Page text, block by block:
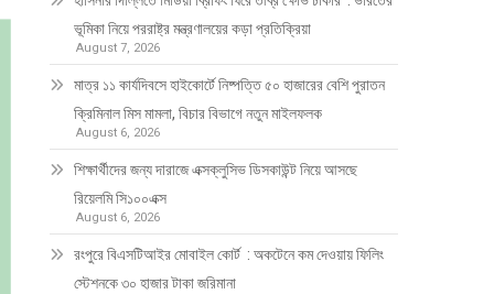
ভূমিকা নিয়ে পররাষ্ট্র মন্ত্রণালয়ের কড়া প্রতিক্রিয়া
August 7, 2026
মাত্র ১১ কার্যদিবসে হাইকোর্টে নিষ্পত্তি ৫০ হাজারের বেশি পুরাতন
ক্রিমিনাল মিস মামলা, বিচার বিভাগে নতুন মাইলফলক
August 6, 2026
শিক্ষার্থীদের জন্য দারাজে এক্সক্লুসিভ ডিসকাউন্ট নিয়ে আসছে
রিয়েলমি সি১০০এক্স
August 6, 2026
রংপুরে বিএসটিআইর মোবাইল কোর্ট : অকটেনে কম দেওয়ায় ফিলিং
স্টেশনকে ৩০ হাজার টাকা জরিমানা